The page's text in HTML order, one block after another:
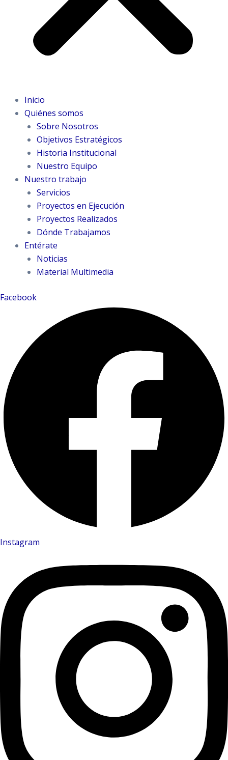
Inicio
Quiénes somos
Sobre Nosotros
Objetivos Estratégicos
Historia Institucional
Nuestro Equipo
Nuestro trabajo
Servicios
Proyectos en Ejecución
Proyectos Realizados
Dónde Trabajamos
Entérate
Noticias
Material Multimedia
Facebook
Instagram